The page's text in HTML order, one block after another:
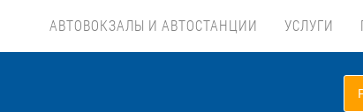
АВТОВОКЗАЛЫ И АВТОСТАНЦИИ УСЛУГИ